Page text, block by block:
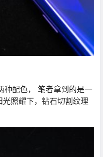
种配色， 笔者拿到的是一
照耀下，钻石切割纹理